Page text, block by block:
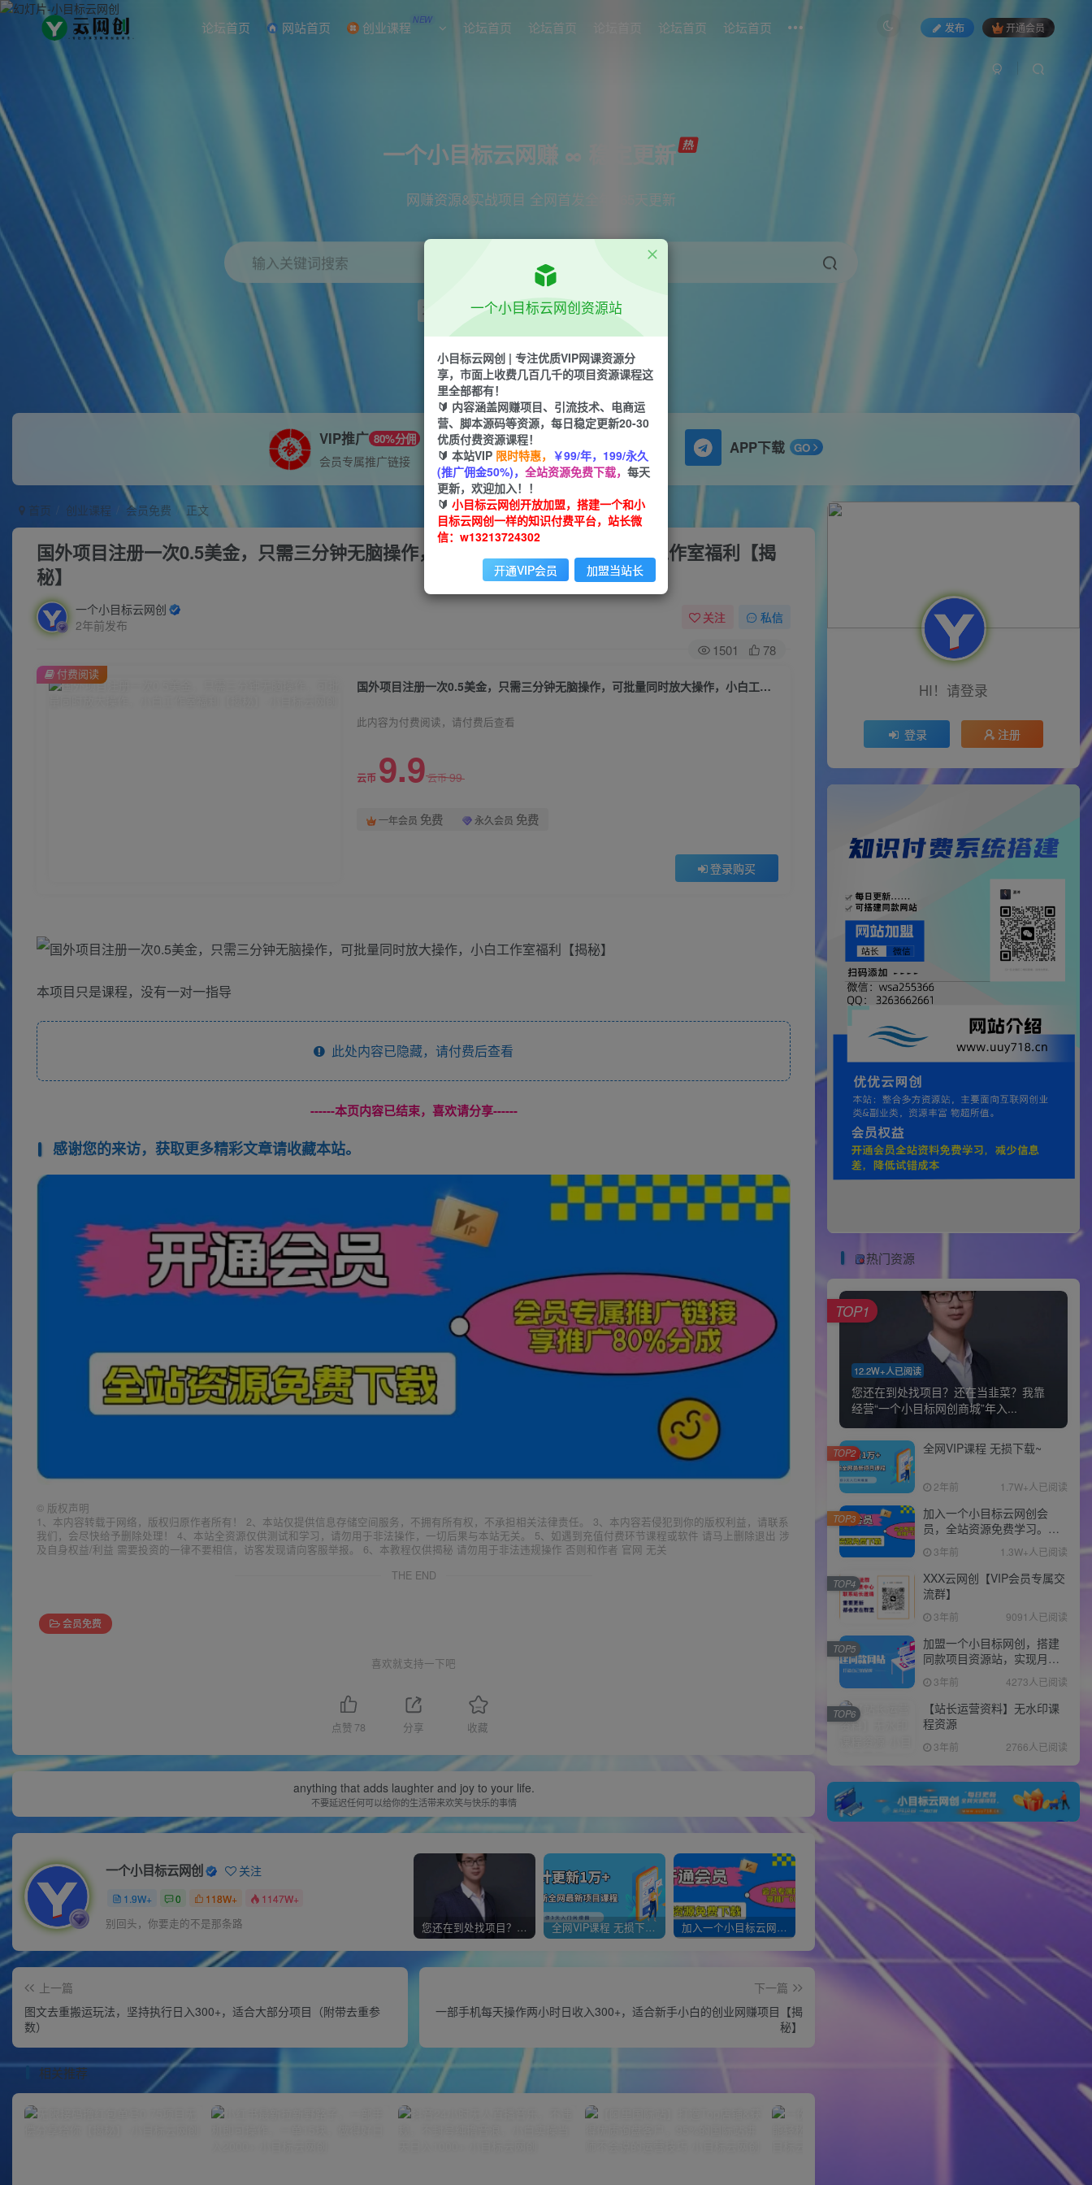
论坛首页 网站首页 创业课程 NEW 论坛首页 论坛首页 论坛首页 论坛首页 论坛首页 发布 开通会员
一个小目标云网赚 ∞ 稳定更新
网赚资源&实战项目 全网首发全年365天更新
输入关键词搜索
项目 引流 短视频 抖音 剪辑 小红书
VIP推广 80%分佣
会员专属推广链接
APP下载 GO
首页 创业课程 会员免费 正文
国外项目注册一次0.5美金，只需三分钟无脑操作，可批量同时放大操作，小白工作室福利【揭
秘】
一个小目标云网创
2年前发布
关注 私信
1501 78
国外项目注册一次0.5美金，只需三分钟无脑操作，可批量同时放大操作，小白工作室福利【揭秘】
此内容为付费阅读，请付费后查看
云币 9.9云币99
一年会员 免费 永久会员 免费
登录购买
付费阅读
本项目只是课程，没有一对一指导
此处内容已隐藏，请付费后查看
------本页内容已结束，喜欢请分享------
感谢您的来访，获取更多精彩文章请收藏本站。
© 版权声明
1、本内容转载于网络，版权归原作者所有！ 2、本站仅提供信息存储空间服务，不拥有所有权，不承担相关法律责任。 3、本内容若侵犯到你的版权利益，请联系
我们，会尽快给予删除处理！ 4、本站全资源仅供测试和学习，请勿用于非法操作，一切后果与本站无关。 5、如遇到充值付费环节课程或软件 请马上删除退出 涉
及自身权益/利益 需要投资的一律不要相信，访客发现请向客服举报。 6、本教程仅供揭秘 请勿用于非法违规操作 否则和作者 官网 无关
THE END
会员免费
喜欢就支持一下吧
点赞 78 分享 收藏
anything that adds laughter and joy to your life.
不要延迟任何可以给你的生活带来欢笑与快乐的事情
一个小目标云网创 关注
1.9W+ 0 118W+ 1147W+
别回头，你要走的不是那条路 您还在到处找项目？还在当韭菜？我靠经营“一个小目标网创商城”年入百W+，曾经我也负债累累! 全网VIP课程 无损下载~ 加入一个小目标云网创会员，全站资源免费学习。更可享受推广高达80%分佣！ XXX云网创【VIP会员专属交流群】
上一篇
图文去重搬运玩法，坚持执行日入300+，适合大部分项目（附带去重参
数）
下一篇
一部手机每天操作两小时日收入300+，适合新手小白的创业网赚项目【揭
秘】
相关推荐
HI！请登录
登录 注册
热门资源
12.2W+人已阅读
您还在到处找项目？还在当韭菜？我靠
经营“一个小目标网创商城”年入...
TOP1
全网VIP课程 无损下载~
2年前 1.7W+人已阅读
TOP2
加入一个小目标云网创会
员，全站资源免费学习。更
可享受推广高达80%分佣！
3年前 1.3W+人已阅读
TOP3
XXX云网创【VIP会员专属交
流群】
3年前 9091人已阅读
TOP4
加盟一个小目标网创，搭建
同款项目资源站，实现月入
10w+！！
3年前 4273人已阅读
TOP5
【站长运营资料】无水印课
程资源
3年前 2766人已阅读
TOP6
一个小目标云网创资源站
小目标云网创 | 专注优质VIP网课资源分
享，市面上收费几百几千的项目资源课程这
里全部都有！
🔰 内容涵盖网赚项目、引流技术、电商运
营、脚本源码等资源，每日稳定更新20-30
优质付费资源课程！
🔰 本站VIP 限时特惠， ￥99/年，199/永久
(推广佣金50%)， 全站资源免费下载， 每天
更新，欢迎加入！！
🔰 小目标云网创开放加盟，搭建一个和小
目标云网创一样的知识付费平台，站长微
信：w13213724302
开通VIP会员 加盟当站长